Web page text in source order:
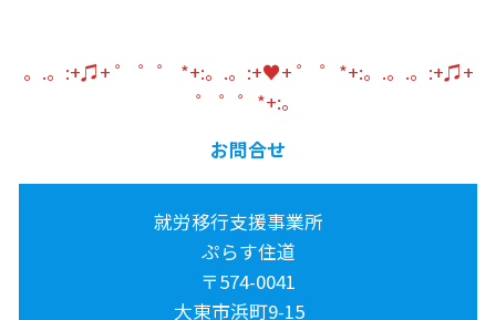
。.。:+♫+ ゜ ゜゜ *+:。.。:+♥+ ゜ ゜*+:。.。.。:+♫+
゜ ゜゜*+:。
お問合せ
就労移行支援事業所
ぷらす住道
〒574-0041
大東市浜町9-15